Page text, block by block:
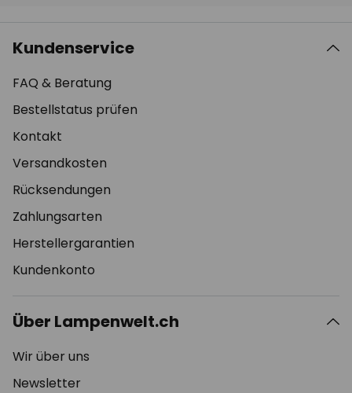
Kundenservice
FAQ & Beratung
Bestellstatus prüfen
Kontakt
Versandkosten
Rücksendungen
Zahlungsarten
Herstellergarantien
Kundenkonto
Über Lampenwelt.ch
Wir über uns
Newsletter